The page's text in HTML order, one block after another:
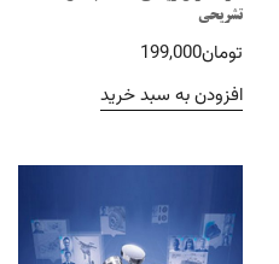
تشریحی
تومان199,000
افزودن به سبد خرید